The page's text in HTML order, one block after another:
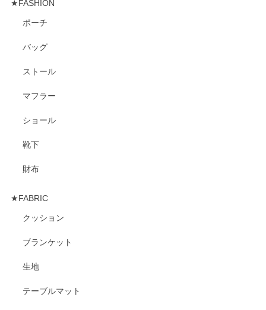
★FASHION
ポーチ
バッグ
ストール
マフラー
ショール
靴下
財布
★FABRIC
クッション
ブランケット
生地
テーブルマット